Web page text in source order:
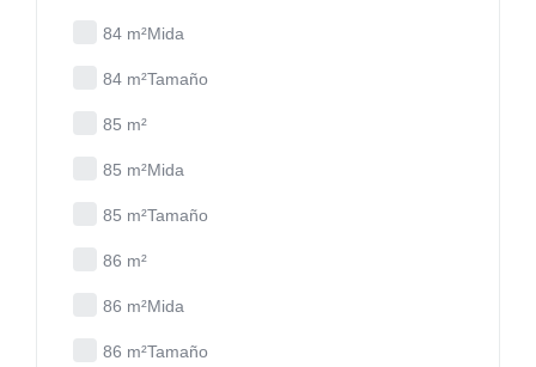
84 m²Mida
84 m²Tamaño
85 m²
85 m²Mida
85 m²Tamaño
86 m²
86 m²Mida
86 m²Tamaño